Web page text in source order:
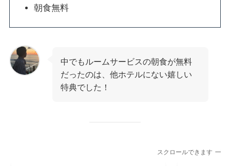
朝食無料
中でもルームサービスの朝食が無料
だったのは、他ホテルにない嬉しい
特典でした！
スクロールできます